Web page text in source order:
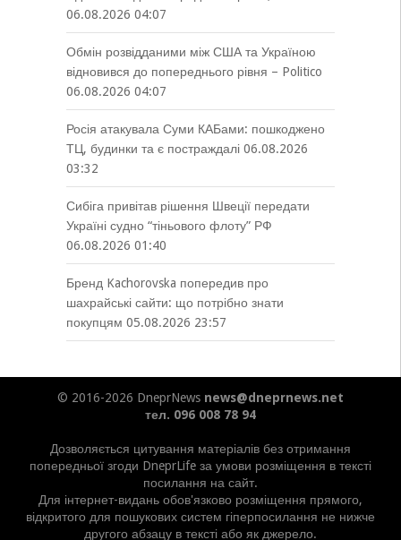
06.08.2026 04:07
Обмін розвідданими між США та Україною
відновився до попереднього рівня – Politico
06.08.2026 04:07
Росія атакувала Суми КАБами: пошкоджено
ТЦ, будинки та є постраждалі 06.08.2026
03:32
Сибіга привітав рішення Швеції передати
Україні судно “тіньового флоту” РФ
06.08.2026 01:40
Бренд Kachorovska попередив про
шахрайські сайти: що потрібно знати
покупцям 05.08.2026 23:57
© 2016-2026 DneprNews news@dneprnews.net
тел. 096 008 78 94
Дозволяється цитування матеріалів без отримання
попередньої згоди DneprLife за умови розміщення в тексті
посилання на сайт.
Для інтернет-видань обов'язково розміщення прямого,
відкритого для пошукових систем гіперпосилання не нижче
другого абзацу в тексті або як джерело.